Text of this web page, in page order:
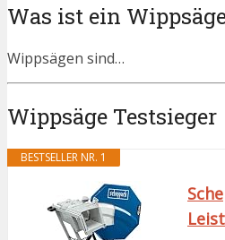
Was ist ein
Wippsägen sind…
Wippsäge Testsieger
BESTSELLER NR. 1